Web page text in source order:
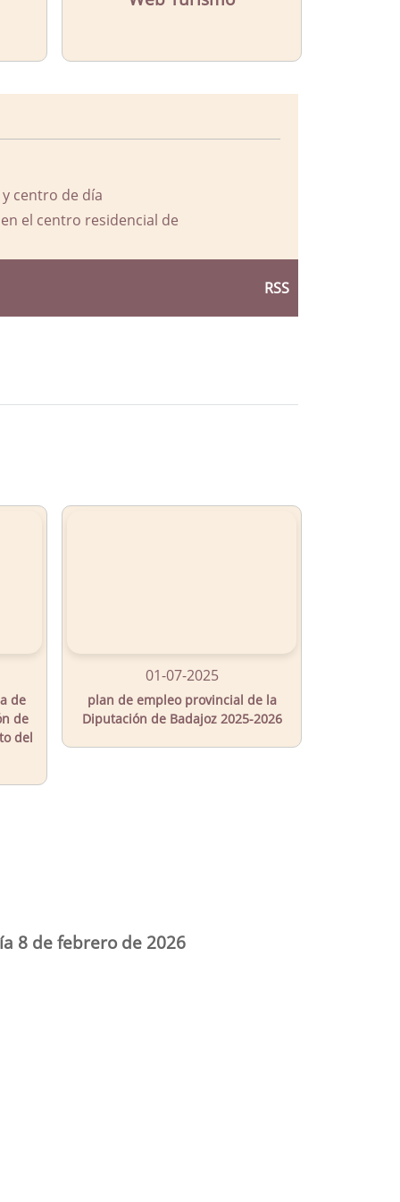
centro de día
el centro residencial de
RSS
de
de
del
01-07-2025
plan de empleo provincial de la
Diputación de Badajoz 2025-2026
8 de febrero de 2026